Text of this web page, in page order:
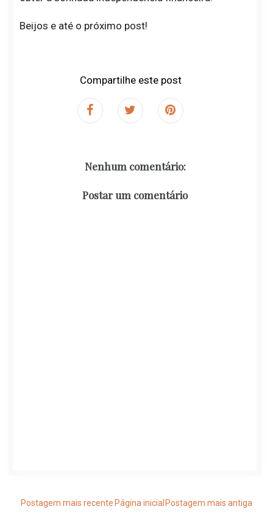
Beijos e até o próximo post!
Compartilhe este post
Nenhum comentário:
Postar um comentário
Postagem mais recente Postagem mais antiga
Página inicial